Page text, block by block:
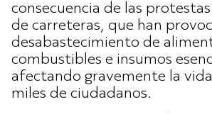
consecuencia de las
de carreteras, que han
desabastecimiento de
combustibles e insumos
afectando gravemente la
miles de ciudadanos.